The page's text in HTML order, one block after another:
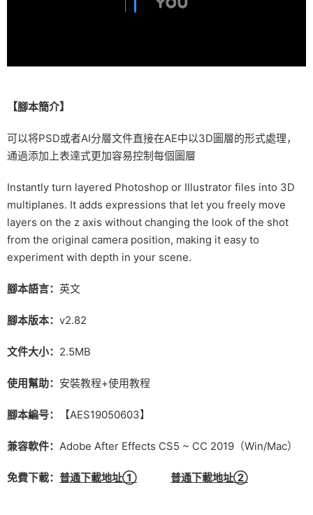
【腳本簡介】
可以将PSD或者AI分層文件直接在AE中以3D圖層的形式處理，
通過添加上表達式更加容易控制每個圖層
Instantly turn layered Photoshop or Illustrator files into 3D
multiplanes. It adds expressions that let you freely move
layers on the z axis without changing the look of the shot
from the original camera position, making it easy to
experiment with depth in your scene.
腳本語言： 英文
腳本版本： v2.82
文件大小： 2.5MB
使用幫助： 安裝教程+使用教程
腳本編号： 【AES19050603】
兼容軟件： Adobe After Effects CS5 ~ CC 2019（Win/Mac）
免費下載： 普通下載地址① 普通下載地址②